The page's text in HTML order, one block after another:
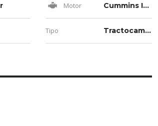
Motor Cummins ISX
Tipo Tractocamiones